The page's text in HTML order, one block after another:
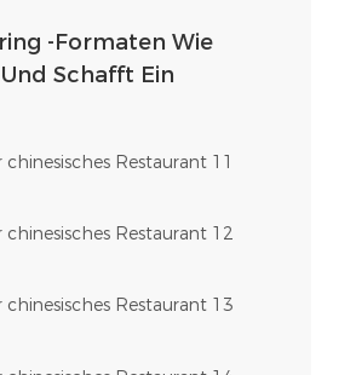
-Formaten Wie
Schafft Ein